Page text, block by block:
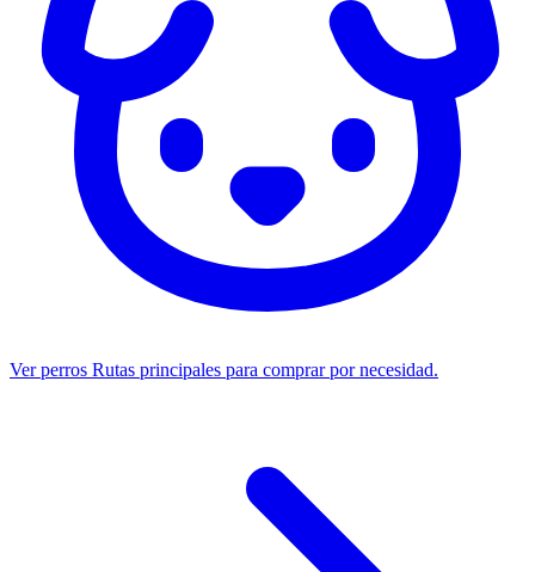
Ver perros Rutas principales para comprar por necesidad.